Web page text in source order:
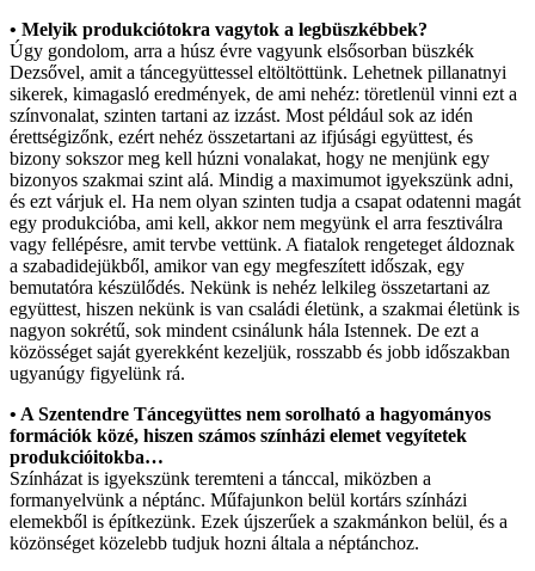
• Melyik produkciótokra vagytok a legbüszkébbek?
Úgy gondolom, arra a húsz évre vagyunk elsősorban büszkék
Dezsővel, amit a táncegyüttessel eltöltöttünk. Lehetnek pillanatnyi
sikerek, kimagasló eredmények, de ami nehéz: töretlenül vinni ezt a
színvonalat, szinten tartani az izzást. Most például sok az idén
érettségizőnk, ezért nehéz összetartani az ifjúsági együttest, és
bizony sokszor meg kell húzni vonalakat, hogy ne menjünk egy
bizonyos szakmai szint alá. Mindig a maximumot igyekszünk adni,
és ezt várjuk el. Ha nem olyan szinten tudja a csapat odatenni magát
egy produkcióba, ami kell, akkor nem megyünk el arra fesztiválra
vagy fellépésre, amit tervbe vettünk. A fiatalok rengeteget áldoznak
a szabadidejükből, amikor van egy megfeszített időszak, egy
bemutatóra készülődés. Nekünk is nehéz lelkileg összetartani az
együttest, hiszen nekünk is van családi életünk, a szakmai életünk is
nagyon sokrétű, sok mindent csinálunk hála Istennek. De ezt a
közösséget saját gyerekként kezeljük, rosszabb és jobb időszakban
ugyanúgy figyelünk rá.
• A Szentendre Táncegyüttes nem sorolható a hagyományos
formációk közé, hiszen számos színházi elemet vegyítetek
produkcióitokba…
Színházat is igyekszünk teremteni a tánccal, miközben a
formanyelvünk a néptánc. Műfajunkon belül kortárs színházi
elemekből is építkezünk. Ezek újszerűek a szakmánkon belül, és a
közönséget közelebb tudjuk hozni általa a néptánchoz.